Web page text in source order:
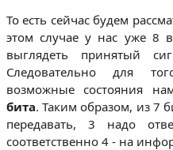
То есть сейчас будем
этом случае у нас уже 8
выглядеть принятый
Следовательно для
возможные состояния
бита. Таким образом, из 7
передавать, 3 надо
соответственно 4 - на